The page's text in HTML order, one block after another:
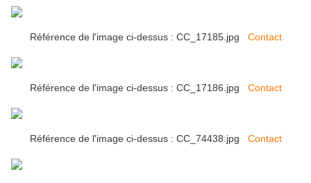
Référence de l'image ci-dessus : CC_17185.jpg Contact
Référence de l'image ci-dessus : CC_17186.jpg Contact
Référence de l'image ci-dessus : CC_74438.jpg Contact